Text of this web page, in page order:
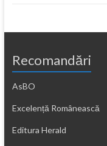
Recomandări
AsBO
Excelență Românească
Editura Herald